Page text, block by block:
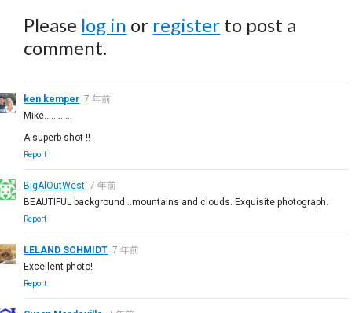
Please log in or register to post a
comment.
ken kemper 7 年前
Mike...………
A superb shot !!
Report
BigAlOutWest 7 年前
BEAUTIFUL background...mountains and clouds. Exquisite photograph.
Report
LELAND SCHMIDT 7 年前
Excellent photo!
Report